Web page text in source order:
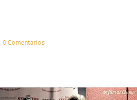
0 Comentarios